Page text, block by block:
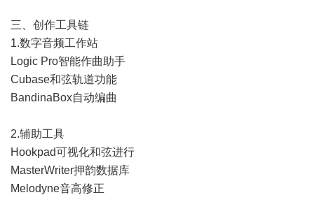
三、创作工具链
1.数字音频工作站
Logic Pro智能作曲助手
Cubase和弦轨道功能
BandinaBox自动编曲
2.辅助工具
Hookpad可视化和弦进行
MasterWriter押韵数据库
Melodyne音高修正